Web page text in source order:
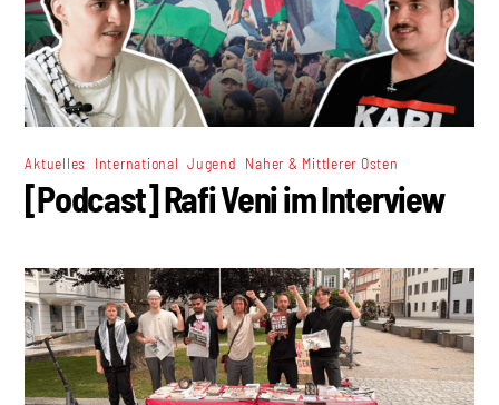
Aktuelles International ,Jugend Naher & Mittlerer Osten
[Podcast] Rafi Veni im Interview